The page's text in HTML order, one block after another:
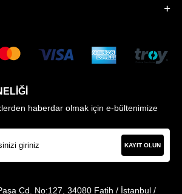
haberdar olmak için e-bültenimize
KAYIT OLUN
Cd. No:127, 34080 Fatih / İstanbul /